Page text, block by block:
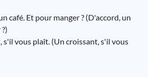
café. Et pour manger ? (D'accord, un
s'il vous plaît. (Un croissant, s'il vous